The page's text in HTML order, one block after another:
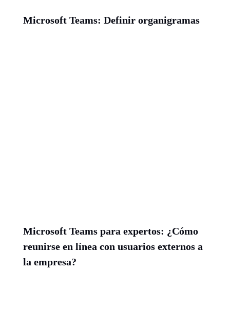
Microsoft Teams: Definir organigramas
Microsoft Teams para expertos: ¿Cómo
reunirse en línea con usuarios externos a
la empresa?